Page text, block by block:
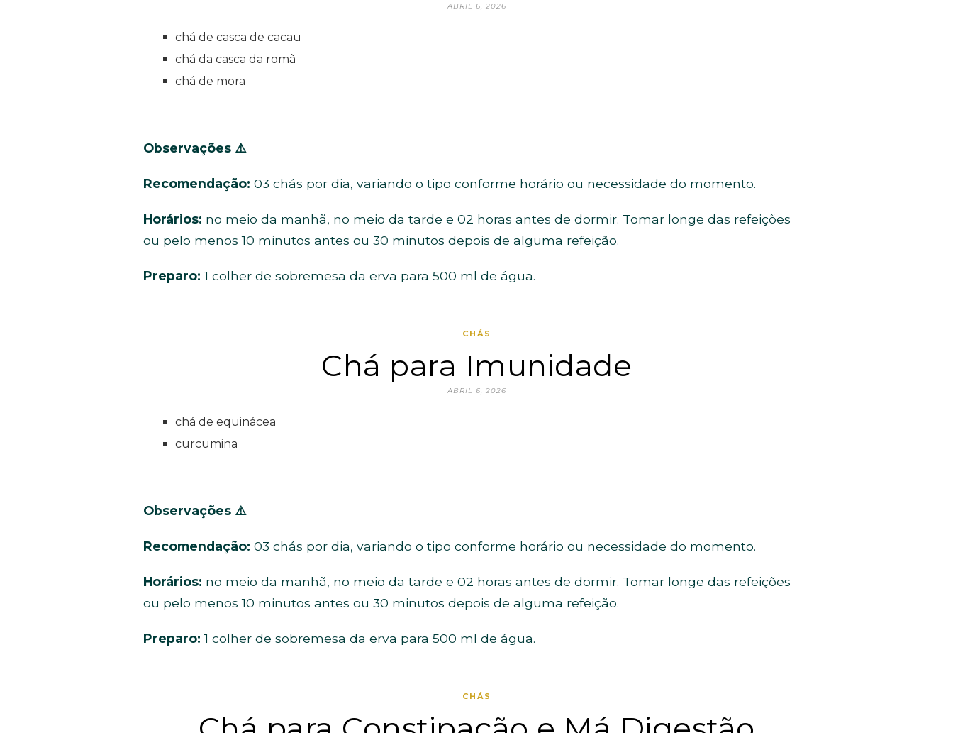
ABRIL 6, 2026
chá de casca de cacau
chá da casca da romã
chá de mora
Observações ⚠️
Recomendação: 03 chás por dia, variando o tipo conforme horário ou necessidade do momento.
Horários: no meio da manhã, no meio da tarde e 02 horas antes de dormir. Tomar longe das refeições
ou pelo menos 10 minutos antes ou 30 minutos depois de alguma refeição.
Preparo: 1 colher de sobremesa da erva para 500 ml de água.
CHÁS
Chá para Imunidade
ABRIL 6, 2026
chá de equinácea
curcumina
Observações ⚠️
Recomendação: 03 chás por dia, variando o tipo conforme horário ou necessidade do momento.
Horários: no meio da manhã, no meio da tarde e 02 horas antes de dormir. Tomar longe das refeições
ou pelo menos 10 minutos antes ou 30 minutos depois de alguma refeição.
Preparo: 1 colher de sobremesa da erva para 500 ml de água.
CHÁS